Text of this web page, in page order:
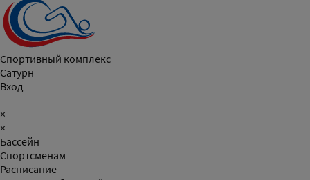
Спортивный комплекс
Сатурн
Вход
×
×
Бассейн
Спортсменам
Расписание